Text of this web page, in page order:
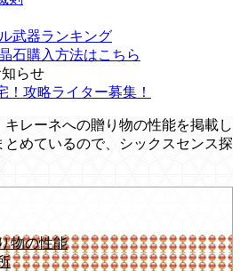
武器ランキング
石購入方法はこちら
知らせ
！攻略ライター募集！
レーネへの贈り物の性能を掲載し
めているので、シックスセンス探
物の性能